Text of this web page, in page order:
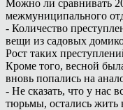
Можно ли сравнивать
межмуниципального
- Количество
вещи из садовых
Рост таких
Кроме того, весной
вновь попались на
- Не сказать, что у нас
тюрьмы, остались жить